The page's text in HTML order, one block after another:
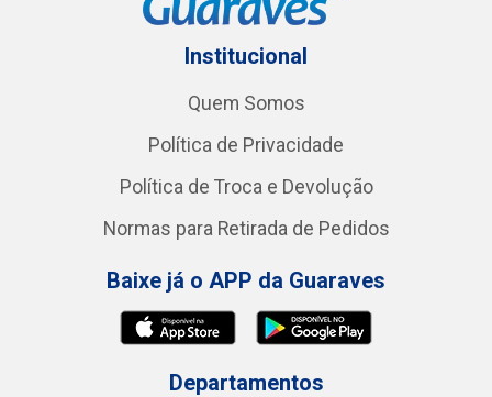
Institucional
Quem Somos
Política de Privacidade
Política de Troca e Devolução
Normas para Retirada de Pedidos
Baixe já o APP da Guaraves
Departamentos